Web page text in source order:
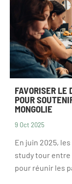
FAVORISER LE
POUR
MONGOLIE
9 Oct 2025
En juin 2025,
study tour entre
pour réunir les